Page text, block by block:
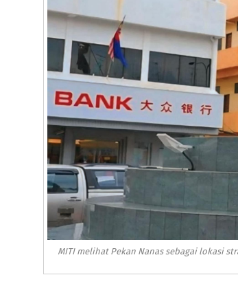
MITI melihat Pekan Nanas sebagai lokasi